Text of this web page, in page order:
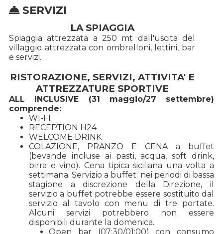
SERVIZI
LA SPIAGGIA
Spiaggia attrezzata a 250 mt dall'uscita del
villaggio attrezzata con ombrelloni, lettini, bar
e servizi.
RISTORAZIONE, SERVIZI, ATTIVITA' E
ATTREZZATURE SPORTIVE
ALL INCLUSIVE (31 maggio/27 settembre)
comprende:
WI-FI
RECEPTION H24
WELCOME DRINK
COLAZIONE, PRANZO E CENA a buffet
(bevande incluse ai pasti, acqua, soft drink,
birra e vino). Cena tipica siciliana una volta a
settimana. Servizio a buffet: nei periodi di bassa
stagione a discrezione della Direzione, il
servizio a buffet potrebbe essere sostituito dal
servizio al tavolo con menu di tre portate.
Alcuni servizi potrebbero non essere
disponibili durante la domenica.
Open bar (07:30/01:00) con consumo